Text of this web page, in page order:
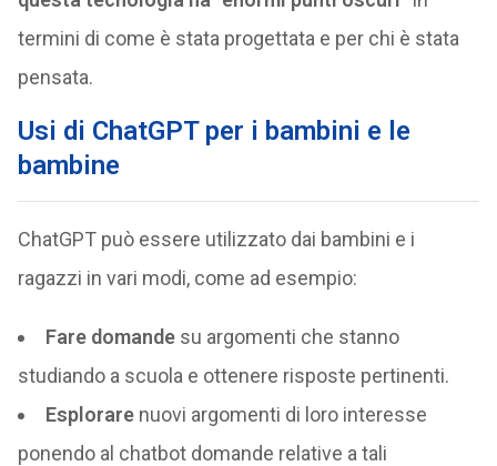
termini di come è stata progettata e per chi è stata
pensata.
Usi di ChatGPT per i bambini e le
bambine
ChatGPT può essere utilizzato dai bambini e i
ragazzi in vari modi, come ad esempio:
Fare domandesu argomenti che stanno
studiando a scuola e ottenere risposte pertinenti.
Esplorarenuovi argomenti di loro interesse
ponendo al chatbot domande relative a tali